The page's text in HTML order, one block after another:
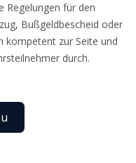
Regelungen für den
Bußgeldbescheid oder
kompetent zur Seite und
durch.